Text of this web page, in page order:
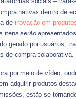
nativas dentro de
de inovação em produtos
itens serão
gerado por usuários,
de compra colaborativa.
por meio de vídeo,
adquirir produtos
estão se